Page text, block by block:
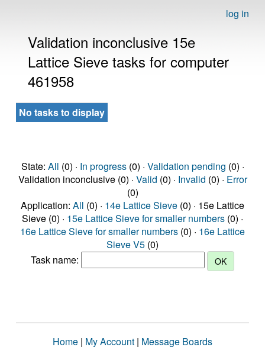
log in
Validation inconclusive 15e
Lattice Sieve tasks for computer
461958
No tasks to display
State: All (0) · In progress(0) · Validation pending (0) ·
Validation inconclusive (0) · Valid (0) · Invalid (0) · Error
(0)
Application: All (0) · 14e Lattice Sieve (0) · 15e Lattice
Sieve (0) · 15e Lattice Sieve for smaller numbers (0) ·
16e Lattice Sieve for smaller numbers (0) · 16e Lattice
Sieve V5 (0)
Task name:
Home | My Account | Message Boards